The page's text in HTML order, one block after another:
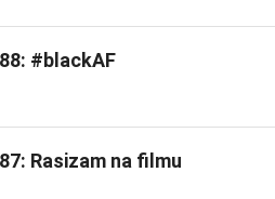
#blackAF
Rasizam na filmu